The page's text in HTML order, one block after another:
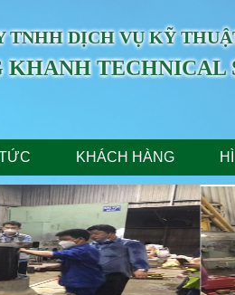
TNHH DỊCH VỤ KỸ
KHANH TECHNICAL
KHÁCH HÀNG